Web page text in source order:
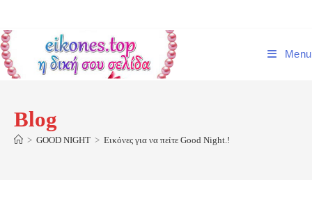
content
Menu
Blog
> GOOD NIGHT > Εικόνες για να πείτε Good Night.!